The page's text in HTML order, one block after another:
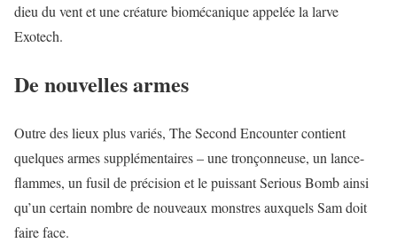
dieu du vent et une créature biomécanique appelée la larve
Exotech.
De nouvelles armes
Outre des lieux plus variés, The Second Encounter contient
quelques armes supplémentaires – une tronçonneuse, un lance-
flammes, un fusil de précision et le puissant Serious Bomb ainsi
qu’un certain nombre de nouveaux monstres auxquels Sam doit
faire face.